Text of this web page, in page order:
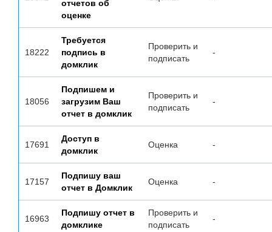
отчетов об
оценке
18222
Требуется
подпись в
домклик
Проверить и
подписать
-
18056
Подпишем и
загрузим Ваш
отчет в домклик
Проверить и
подписать
-
17691
Доступ в
домклик
Оценка -
17157
Подпишу ваш
отчет в Домклик
Оценка -
16963
Подпишу отчет в
домклике
Проверить и
подписать
-